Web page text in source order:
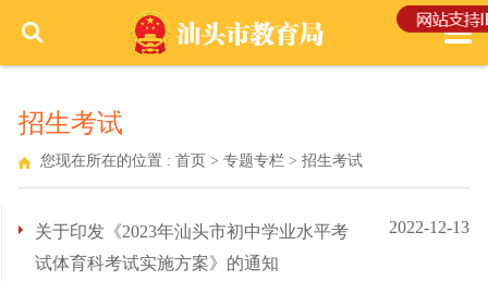
招生考试
您现在所在的位置 : 首页 > 专题专栏 > 招生考试
关于印发《2023年汕头市初中学业水平考
试体育科考试实施方案》的通知
2022-12-13